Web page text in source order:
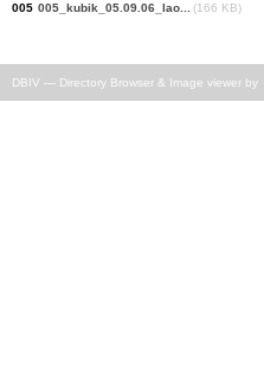
005 005_kubik_05.09.06_lao... (166 KB)
DBIV — Directory Browser & Image viewer by